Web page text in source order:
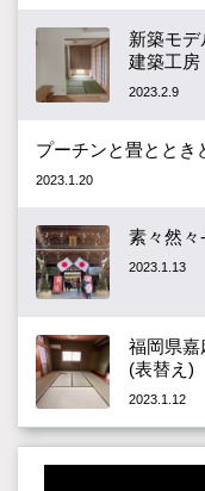
新築モ
建築工房
2023.2.9
プーチンと畳ととき
2023.1.20
素々然々
2023.1.13
福岡県嘉
(表替え)
2023.1.12